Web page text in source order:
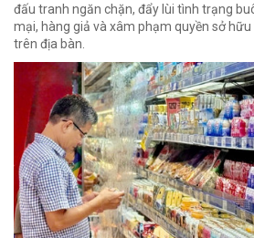
đấu tranh ngăn chặn, đẩy lùi tình trạng
mại, hàng giả và xâm phạm quyền sở
trên địa bàn.